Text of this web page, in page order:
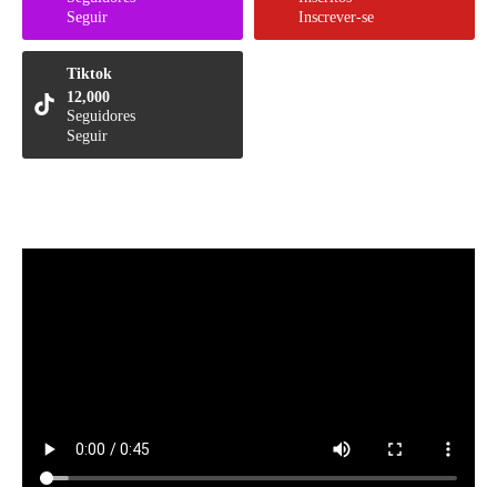
Seguir
Inscrever-se
Tiktok
12,000
Seguidores
Seguir